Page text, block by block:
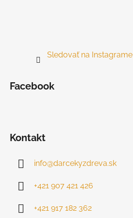
Sledovať na Instagrame
Facebook
Kontakt
info@darcekyzdreva.sk
+421 907 421 426
+421 917 182 362